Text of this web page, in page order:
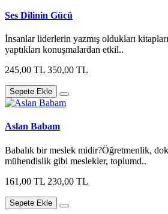
Ses Dilinin Gücü
İnsanlar liderlerin yazmış oldukları
yaptıkları konuşmalardan etkil..
245,00 TL 350,00 TL
Sepete Ekle
Aslan Babam
Babalık bir meslek midir?Öğretmenlik,
mühendislik gibi meslekler, toplumd..
161,00 TL 230,00 TL
Sepete Ekle